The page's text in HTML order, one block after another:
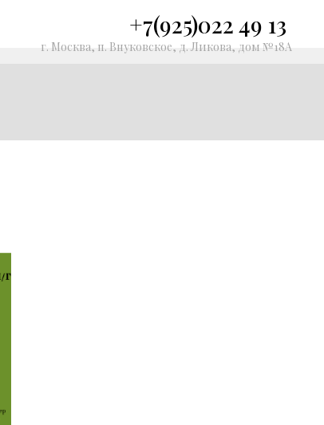
+7(925)022 49 13
г. Москва, п. Внуковское, д. Ликова, дом №18А